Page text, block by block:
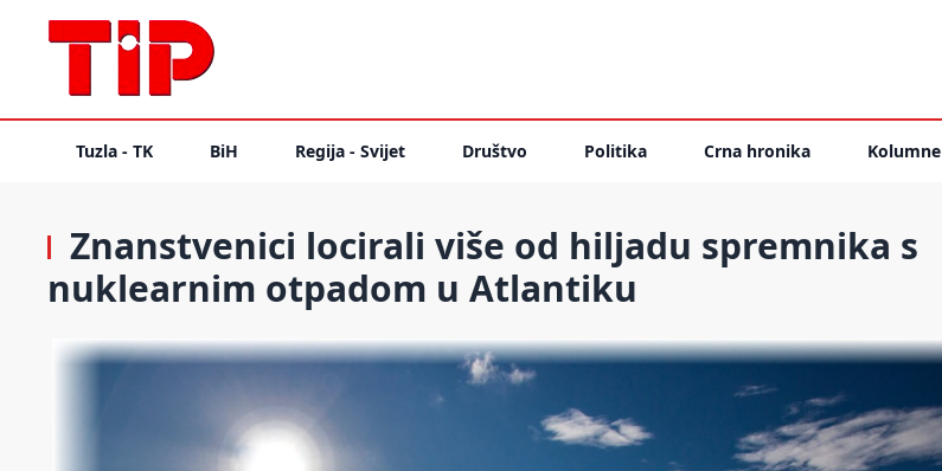
Tuzla - TK BiH Regija - Svijet Društvo Politika Crna hronika Kolumne
Znanstvenici locirali više od hiljadu spremnika s
nuklearnim otpadom u Atlantiku